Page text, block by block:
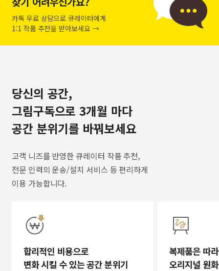
카톡 무료 상담으로 큐레이터에게
1:1 작품 추천을 받아보세요 →
당신의 공간,
그림구독으로 3개월 마다
공간 분위기를 바꿔보세요
고객 니즈를 반영한 큐레이터 작품 추천,
전문 인력의 운송/설치 서비스 등 편리하게
이용 가능합니다.
합리적인 비용으로
변화 시킬 수 있는 공간 분위기
복제품은 따
오리지널 원